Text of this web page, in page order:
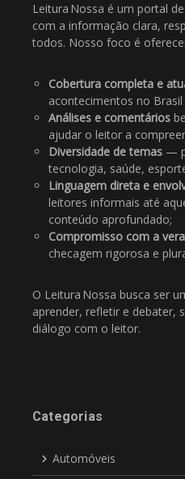
Leitura Nossa é um portal
com a informação clara,
todos. Nosso foco é
Cobertura completa e
acontecimentos no
Análises e comentários
ajudar o leitor a
Diversidade de temas —
tecnologia, saúde,
Linguagem direta e
leitores informais até
conteúdo aprofundado;
Compromisso com a
checagem rigorosa e
O Leitura Nossa busca ser
aprender, refletir e debater,
diálogo com o leitor.
Categorias
Automóveis